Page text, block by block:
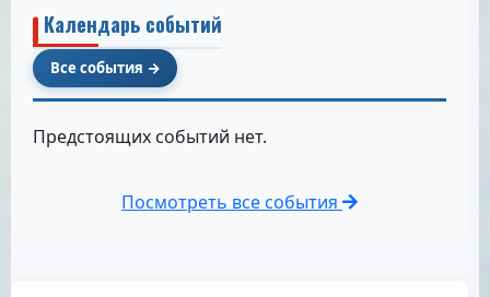
Календарь событий
Все события
Предстоящих событий нет.
Посмотреть все события